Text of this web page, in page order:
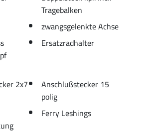
Tragebalken
zwangsgelenkte Achse
Ersatzradhalter
2x7
Anschlußstecker 15
polig
Ferry Leshings